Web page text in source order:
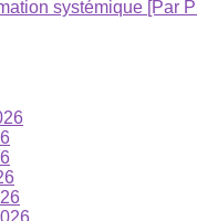
systémique [Par